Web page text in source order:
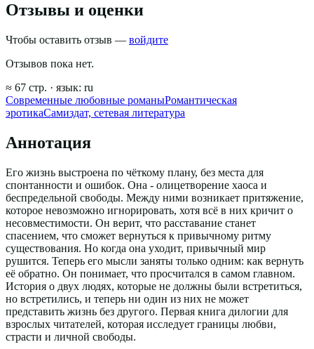
Отзывы и оценки
Чтобы оставить отзыв — войдите
Отзывов пока нет.
≈ 67 стр. · язык: ru
Современные любовные романыРомантическая
эротикаСамиздат, сетевая литература
Аннотация
Его жизнь выстроена по чёткому плану, без места для
спонтанности и ошибок. Она - олицетворение хаоса и
беспредельной свободы. Между ними возникает притяжение,
которое невозможно игнорировать, хотя всё в них кричит о
несовместимости. Он верит, что расставание станет
спасением, что сможет вернуться к привычному ритму
существования. Но когда она уходит, привычный мир
рушится. Теперь его мысли заняты только одним: как вернуть
её обратно. Он понимает, что просчитался в самом главном.
История о двух людях, которые не должны были встретиться,
но встретились, и теперь ни один из них не может
представить жизнь без другого. Первая книга дилогии для
взрослых читателей, которая исследует границы любви,
страсти и личной свободы.